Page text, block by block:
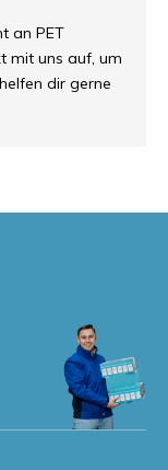
an PET
mit uns auf, um
dir gerne